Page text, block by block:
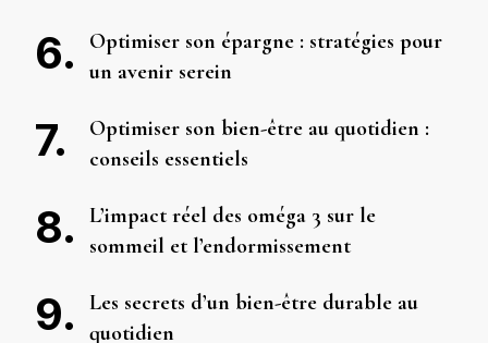
Optimiser son épargne : stratégies pour
un avenir serein
Optimiser son bien-être au quotidien :
conseils essentiels
L’impact réel des oméga 3 sur le
sommeil et l’endormissement
Les secrets d’un bien-être durable au
quotidien